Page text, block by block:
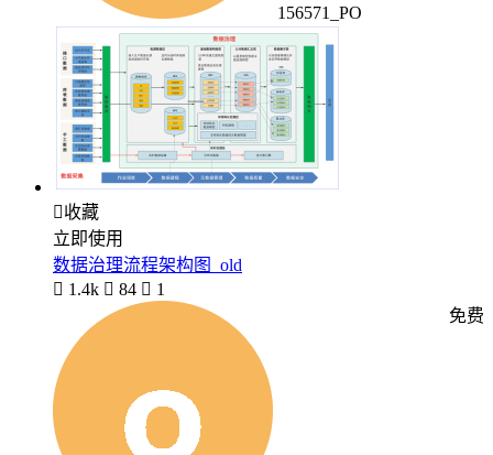
156571_PO
收藏
立即使用
数据治理流程架构图_old
 1.4k  84  1
免费